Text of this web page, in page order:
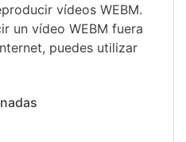
vídeos WEBM.
un vídeo WEBM fuera
puedes utilizar